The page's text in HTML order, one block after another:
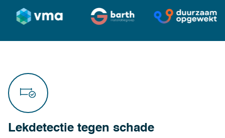
Lekdetectie tegen schade